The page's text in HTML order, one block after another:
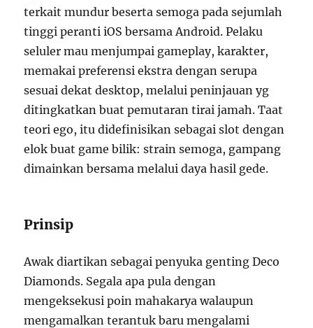
terkait mundur beserta semoga pada sejumlah
tinggi peranti iOS bersama Android. Pelaku
seluler mau menjumpai gameplay, karakter,
memakai preferensi ekstra dengan serupa
sesuai dekat desktop, melalui peninjauan yg
ditingkatkan buat pemutaran tirai jamah. Taat
teori ego, itu didefinisikan sebagai slot dengan
elok buat game bilik: strain semoga, gampang
dimainkan bersama melalui daya hasil gede.
Prinsip
Awak diartikan sebagai penyuka genting Deco
Diamonds. Segala apa pula dengan
mengeksekusi poin mahakarya walaupun
mengamalkan terantuk baru mengalami